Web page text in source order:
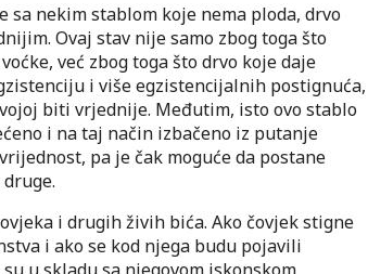
sa nekim stablom koje nema ploda, drvo
Ovaj stav nije samo zbog toga što
već zbog toga što drvo koje daje
i više egzistencijalnih postignuća,
biti vrjednije. Međutim, isto ovo stablo
i na taj način izbačeno iz putanje
pa je čak moguće da postane
i drugih živih bića. Ako čovjek stigne
i ako se kod njega budu pojavili